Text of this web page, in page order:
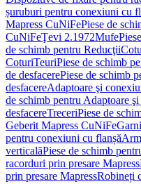
șuruburi pentru conexiuni cu
Mapress CuNiFePiese de
CuNiFeŢevi 2.1972Mufe
de schimb pentru Reducţii
CoturiTeuriPiese de schimb
de desfacerePiese de schimb
desfacereAdaptoare şi
de schimb pentru Adaptoare
desfacereTreceriPiese de
Geberit Mapress CuNiFe
pentru conexiuni cu flanșă
verticalăPiese de schimb
racorduri prin presare Mapress
prin presare MapressRobineți